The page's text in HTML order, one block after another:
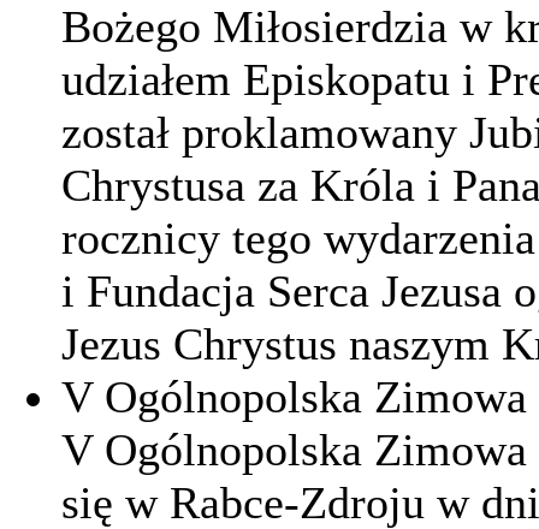
Bożego Miłosierdzia w
udziałem Episkopatu i
został proklamowany
Chrystusa za Króla i
rocznicy tego
i Fundacja Serca Jezusa
Jezus Chrystus naszym
V Ogólnopolska Zimowa
V Ogólnopolska Zimowa
się w Rabce-Zdroju w